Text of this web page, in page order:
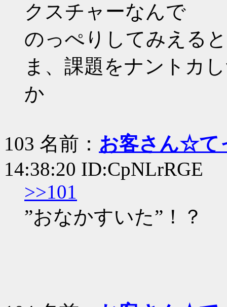
クスチャーなんで
のっぺりしてみえる
ま、課題をナントカ
か
103 名前： お客さん☆て
14:38:20 ID:CpNLrRGE
>>101
”おなかすいた”！？